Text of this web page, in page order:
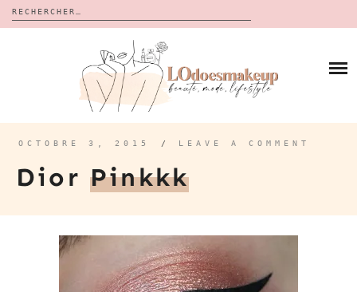
Rechercher :
CALENDRIERS DE L’AVENT
BON PLAN
À PROPOS
CONTACT
OCTOBRE 3, 2015 / LEAVE A COMMENT
Dior Pinkkk